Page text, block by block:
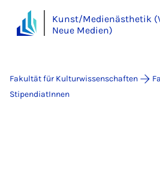
Kunst/Medienästhetik
Neue Medien)
Fakultät für Kulturwissenschaften
StipendiatInnen